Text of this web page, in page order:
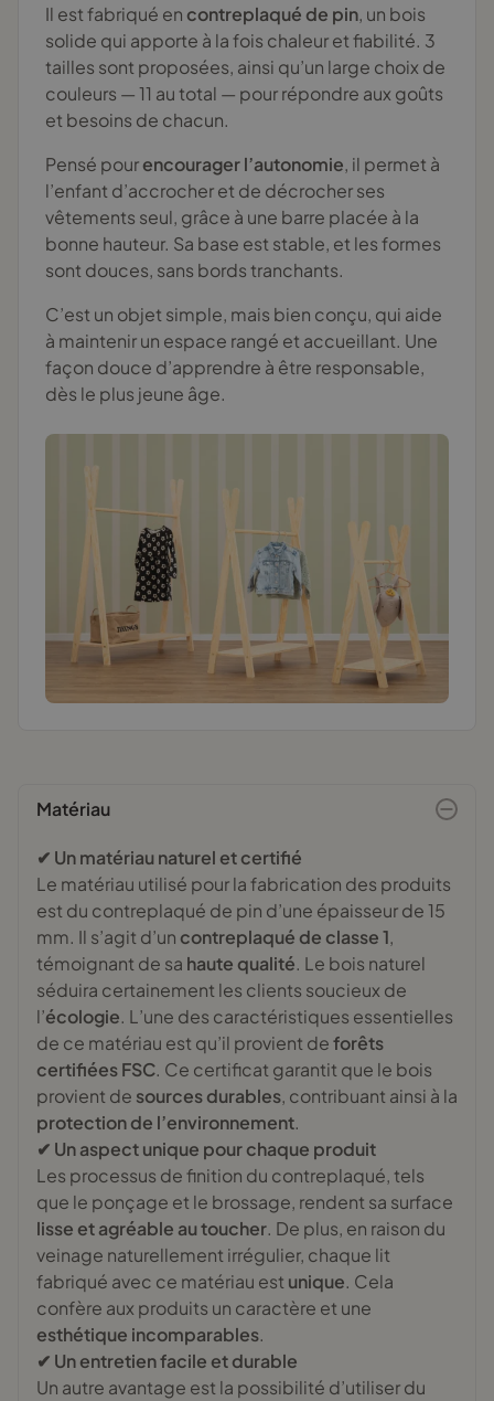
Il est fabriqué encontreplaqué de pin, un bois
solide qui apporte à la fois chaleur et fiabilité. 3
tailles sont proposées, ainsi qu’un large choix de
couleurs — 11 au total — pour répondre aux goûts
et besoins de chacun.
Pensé pourencourager l’autonomie, il permet à
l’enfant d’accrocher et de décrocher ses
vêtements seul, grâce à une barre placée à la
bonne hauteur. Sa base est stable, et les formes
sont douces, sans bords tranchants.
C’est un objet simple, mais bien conçu, qui aide
à maintenir un espace rangé et accueillant. Une
façon douce d’apprendre à être responsable,
dès le plus jeune âge.
Matériau
✔ Un matériau naturel et certifié
Le matériau utilisé pour la fabrication des produits
est du contreplaqué de pin d’une épaisseur de 15
mm. Il s’agit d’un contreplaqué de classe 1,
témoignant de sa haute qualité. Le bois naturel
séduira certainement les clients soucieux de
l’écologie. L’une des caractéristiques essentielles
de ce matériau est qu’il provient deforêts
certifiées FSC. Ce certificat garantit que le bois
provient de sources durables, contribuant ainsi à la
protection de l’environnement.
✔ Un aspect unique pour chaque produit
Les processus de finition du contreplaqué, tels
que le ponçage et le brossage, rendent sa surface
lisse et agréable au toucher. De plus, en raison du
veinage naturellement irrégulier, chaque lit
fabriqué avec ce matériau est unique. Cela
confère aux produits un caractère et une
esthétique incomparables.
✔ Un entretien facile et durable
Un autre avantage est la possibilité d’utiliser du